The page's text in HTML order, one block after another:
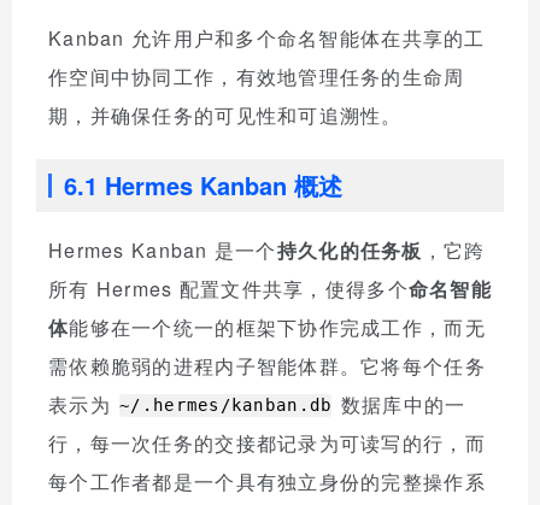
Kanban 允许用户和多个命名智能体在共享的工
作空间中协同工作，有效地管理任务的生命周
期，并确保任务的可见性和可追溯性。
6.1 Hermes Kanban 概述
Hermes Kanban 是一个持久化的任务板 ，它跨
所有 Hermes 配置文件共享，使得多个命名智能
体能够在一个统一的框架下协作完成工作，而无
需依赖脆弱的进程内子智能体群。它将每个任务
表示为 ~/.hermes/kanban.db 数据库中的一
行，每一次任务的交接都记录为可读写的行，而
每个工作者都是一个具有独立身份的完整操作系